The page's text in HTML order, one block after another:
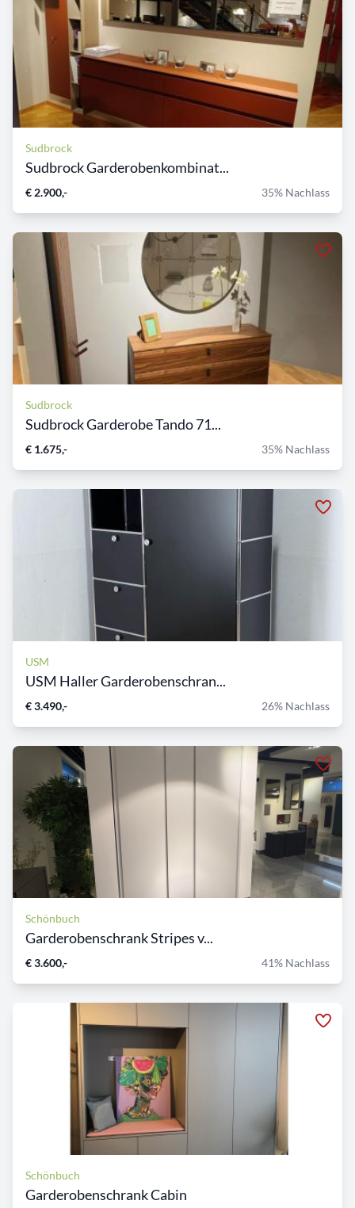
Sudbrock
Sudbrock Garderobenkombinat...
€ 2.900,- 35% Nachlass
Sudbrock
Sudbrock Garderobe Tando 71...
€ 1.675,- 35% Nachlass
USM
USM Haller Garderobenschran...
€ 3.490,- 26% Nachlass
Schönbuch
Garderobenschrank Stripes v...
€ 3.600,- 41% Nachlass
Schönbuch
Garderobenschrank Cabin